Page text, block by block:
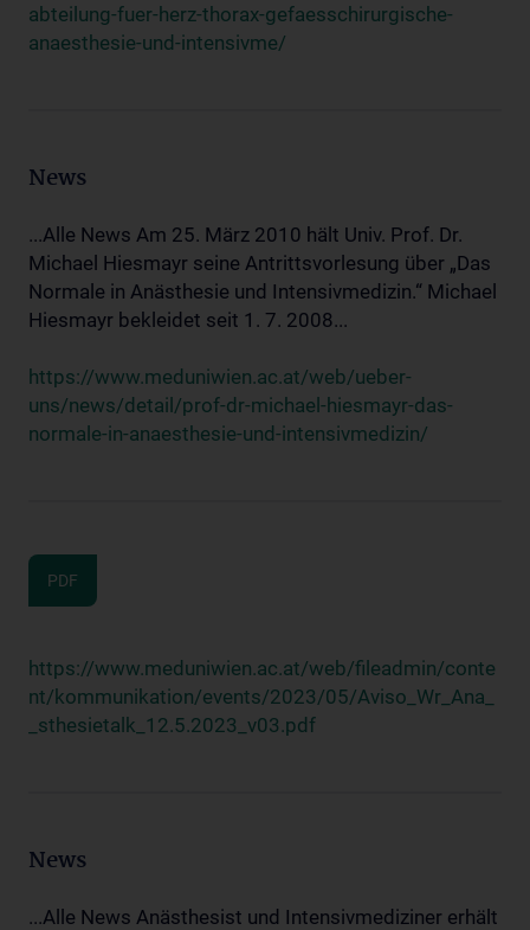
abteilung-fuer-herz-thorax-gefaesschirurgische-
anaesthesie-und-intensivme/
News
...Alle News Am 25. März 2010 hält Univ. Prof. Dr.
Michael Hiesmayr seine Antrittsvorlesung über „Das
Normale in Anästhesie und Intensivmedizin.“ Michael
Hiesmayr bekleidet seit 1. 7. 2008...
https://www.meduniwien.ac.at/web/ueber-
uns/news/detail/prof-dr-michael-hiesmayr-das-
normale-in-anaesthesie-und-intensivmedizin/
PDF
https://www.meduniwien.ac.at/web/fileadmin/conte
nt/kommunikation/events/2023/05/Aviso_Wr_Ana_
_sthesietalk_12.5.2023_v03.pdf
News
...Alle News Anästhesist und Intensivmediziner erhält